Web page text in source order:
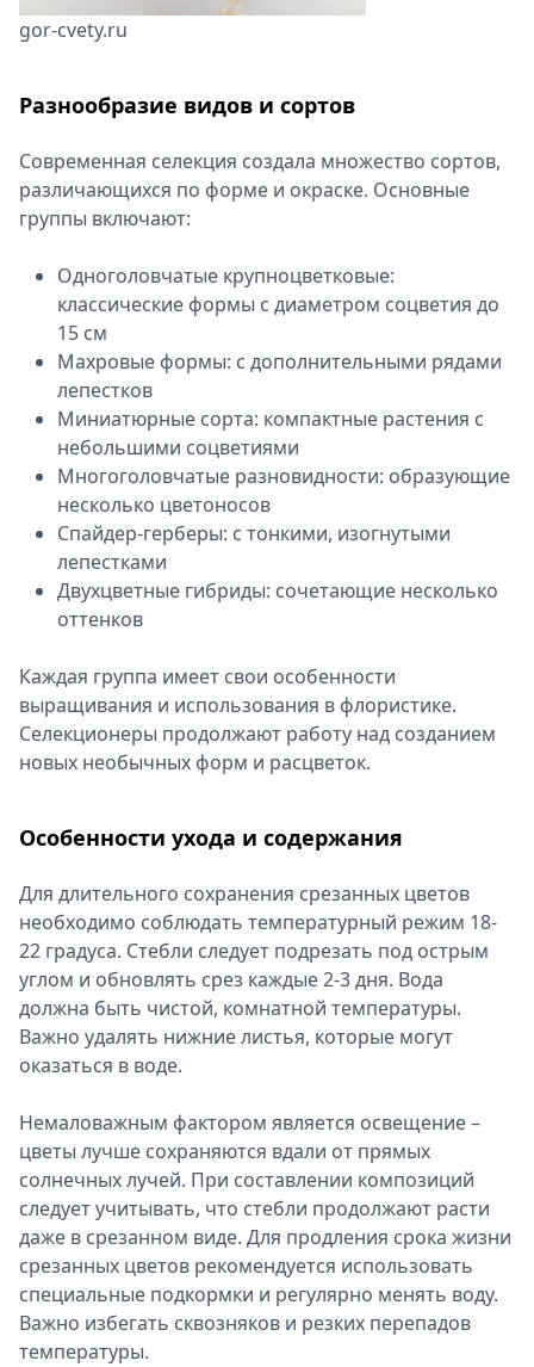
gor-cvety.ru
Разнообразие видов и сортов
Современная селекция создала множество сортов,
различающихся по форме и окраске. Основные
группы включают:
Одноголовчатые крупноцветковые:
классические формы с диаметром соцветия до
15 см
Махровые формы: с дополнительными рядами
лепестков
Миниатюрные сорта: компактные растения с
небольшими соцветиями
Многоголовчатые разновидности: образующие
несколько цветоносов
Спайдер-герберы: с тонкими, изогнутыми
лепестками
Двухцветные гибриды: сочетающие несколько
оттенков
Каждая группа имеет свои особенности
выращивания и использования в флористике.
Селекционеры продолжают работу над созданием
новых необычных форм и расцветок.
Особенности ухода и содержания
Для длительного сохранения срезанных цветов
необходимо соблюдать температурный режим 18-
22 градуса. Стебли следует подрезать под острым
углом и обновлять срез каждые 2-3 дня. Вода
должна быть чистой, комнатной температуры.
Важно удалять нижние листья, которые могут
оказаться в воде.
Немаловажным фактором является освещение –
цветы лучше сохраняются вдали от прямых
солнечных лучей. При составлении композиций
следует учитывать, что стебли продолжают расти
даже в срезанном виде. Для продления срока жизни
срезанных цветов рекомендуется использовать
специальные подкормки и регулярно менять воду.
Важно избегать сквозняков и резких перепадов
температуры.